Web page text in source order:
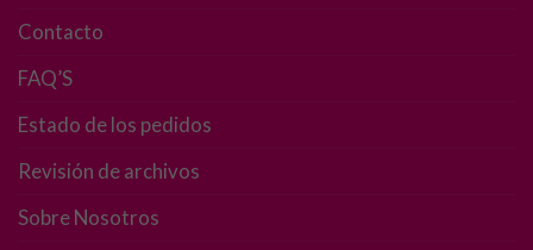
Contacto
FAQ’S
Estado de los pedidos
Revisión de archivos
Sobre Nosotros